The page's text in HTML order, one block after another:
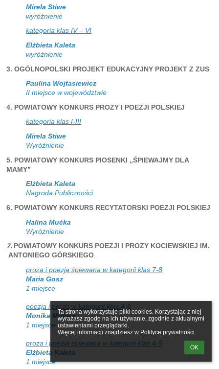
Ta strona wykorzystuje pliki cookies. Korzystając z niej
wyrażasz zgodę na ich używanie, zgodnie z aktualnymi
ustawieniami przeglądarki.
Więcej informacji znajdziesz w Polityce prywatności.
OK
Mirela Stiwe
wyróżnienie
kategoria klas IV – VI
Elżbieta Kaleta
wyróżnienie
3. OGÓLNOPOLSKI PROJEKT EDUKACYJNY PROJEKT Z ZUS
Paulina Wojtasiewicz
II miejsce w województwie
4. POWIATOWY KONKURS PROZY I POEZJI POLSKIEJ
kategoria klas I-III
Mirela Stiwe
Wyróżnienie
5. POWIATOWY KONKURS PIOSENKI „ŚPIEWAJMY DLA
MAMY”
Elżbieta Kaleta
Nagroda Publiczności
6. POWIATOWY KONKURS RECYTATORSKI POEZJI POLSKIEJ
Halina Mućka
Wyróżnienie
7. POWIATOWY KONKURS POEZJI I PROZY KOCIEWSKIEJ IM.
ANTONIEGO GÓRSKIEGO.
proza i poezja śpiewana w kategorii klas 7-8
Maria Gosz
1 miejsce
poezja i proza w kategorii klas 4-6
Monika Mokwa
1 miejsce
proza i poezja śpiewana w kategorii klas 4-6
Elżbieta Kaleta
1 miejsce